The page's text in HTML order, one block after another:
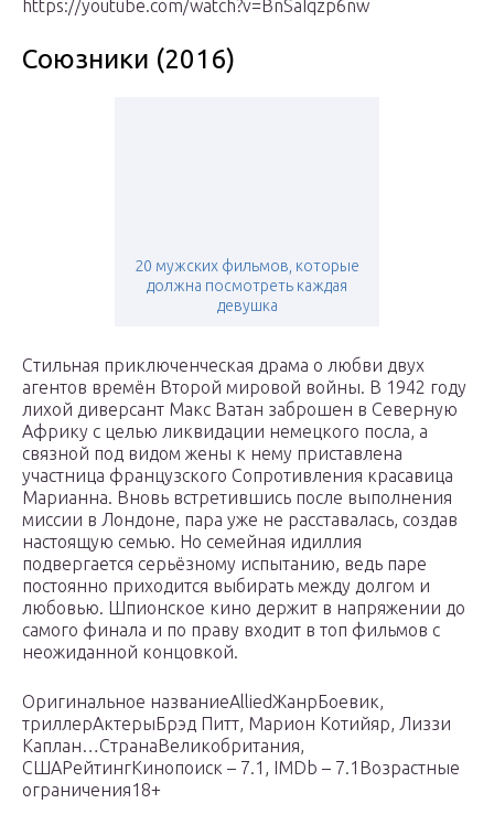
https://youtube.com/watch?v=BnSaIqzp6nw
Союзники (2016)
20 мужских фильмов, которые
должна посмотреть каждая
девушка
Стильная приключенческая драма о любви двух
агентов времён Второй мировой войны. В 1942 году
лихой диверсант Макс Ватан заброшен в Северную
Африку с целью ликвидации немецкого посла, а
связной под видом жены к нему приставлена
участница французского Сопротивления красавица
Марианна. Вновь встретившись после выполнения
миссии в Лондоне, пара уже не расставалась, создав
настоящую семью. Но семейная идиллия
подвергается серьёзному испытанию, ведь паре
постоянно приходится выбирать между долгом и
любовью. Шпионское кино держит в напряжении до
самого финала и по праву входит в топ фильмов с
неожиданной концовкой.
Оригинальное названиеAlliedЖанрБоевик,
триллерАктерыБрэд Питт, Марион Котийяр, Лиззи
Каплан…СтранаВеликобритания,
СШАРейтингКинопоиск – 7.1, IMDb – 7.1Возрастные
ограничения18+